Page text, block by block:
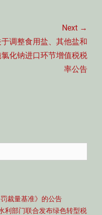
Next →
于调整食用盐、其他盐和
化钠进口环节增值税税
率公告
裁量基准》的公告
利部门联合发布绿色转型税